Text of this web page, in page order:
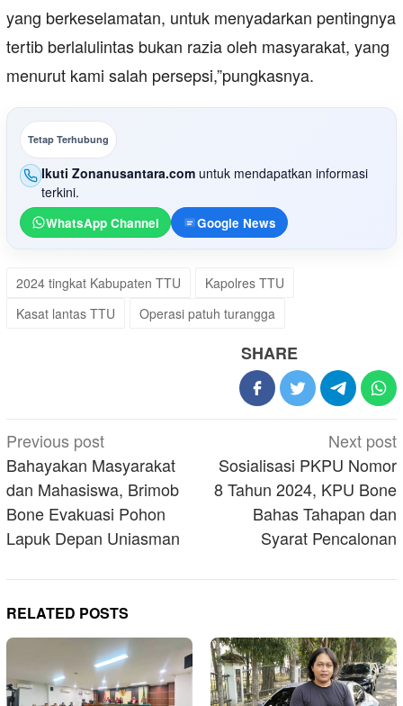
yang berkeselamatan, untuk menyadarkan pentingnya
tertib berlalulintas bukan razia oleh masyarakat, yang
menurut kami salah persepsi,”pungkasnya.
Tetap Terhubung
Ikuti Zonanusantara.com untuk mendapatkan informasi
terkini.
WhatsApp Channel Google News
2024 tingkat Kabupaten TTU
Kapolres TTU
Kasat lantas TTU
Operasi patuh turangga
SHARE
Post
navigation
Previous post
Bahayakan Masyarakat
dan Mahasiswa, Brimob
Bone Evakuasi Pohon
Lapuk Depan Uniasman
Next post
Sosialisasi PKPU Nomor
8 Tahun 2024, KPU Bone
Bahas Tahapan dan
Syarat Pencalonan
RELATED POSTS